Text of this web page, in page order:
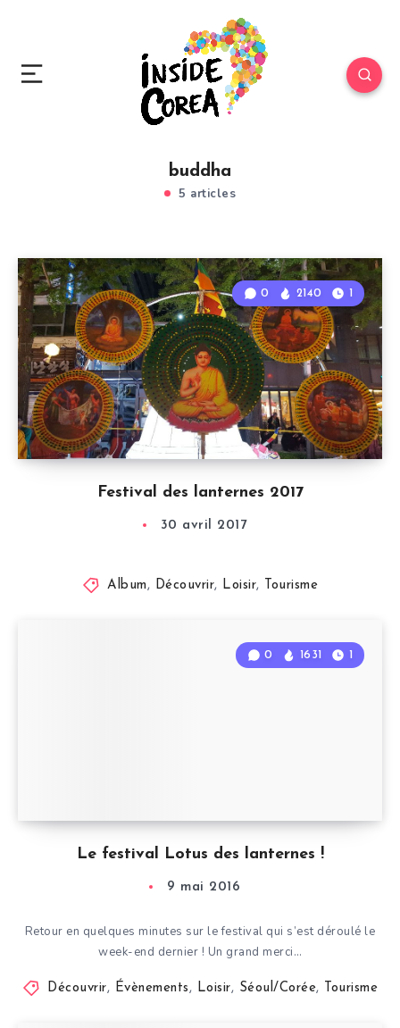
buddha
5 articles
Festival des lanternes 2017
0 2140 1
30 avril 2017
Album, Découvrir, Loisir, Tourisme
Le festival Lotus des lanternes !
0 1631 1
9 mai 2016
Retour en quelques minutes sur le festival qui s’est déroulé le
week-end dernier ! Un grand merci…
Découvrir, Évènements, Loisir, Séoul/Corée, Tourisme